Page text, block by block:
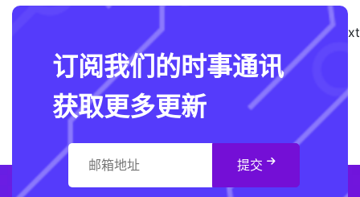
next
订阅我们的时事通讯
获取更多更新